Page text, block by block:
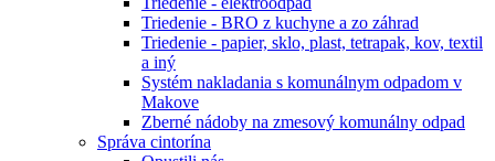
Triedenie - BRO z kuchyne a zo záhrad
Triedenie - papier, sklo, plast, tetrapak, kov, textil
a iný
Systém nakladania s komunálnym odpadom v
Makove
Zberné nádoby na zmesový komunálny odpad
Správa cintorína